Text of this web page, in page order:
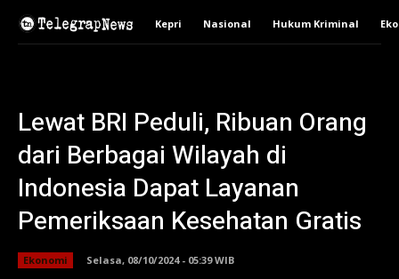
Kepri Nasional Hukum Kriminal
Lewat BRI Peduli, Ribuan Orang
dari Berbagai Wilayah di
Indonesia Dapat Layanan
Pemeriksaan Kesehatan Gratis
Ekonomi Selasa, 08/10/2024 - 05:39 WIB